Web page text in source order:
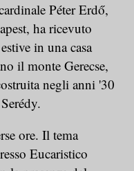
Péter Erdő,
ha ricevuto
in una casa
il monte Gerecse,
negli anni '30
ore. Il tema
Eucaristico